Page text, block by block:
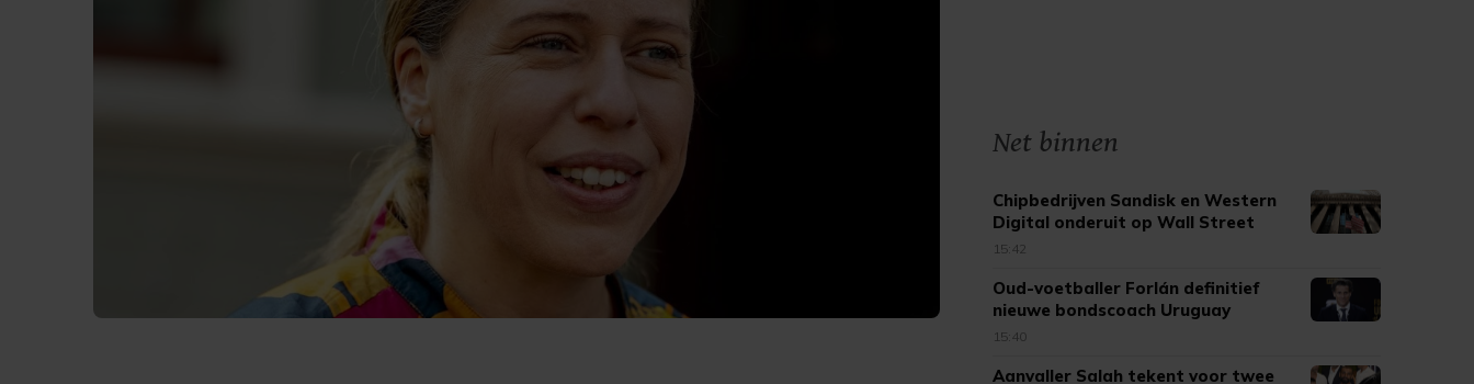
Net binnen
Chipbedrijven Sandisk en Western
Digital onderuit op Wall Street
15:42
Oud-voetballer Forlán definitief
nieuwe bondscoach Uruguay
15:40
Aanvaller Salah tekent voor twee